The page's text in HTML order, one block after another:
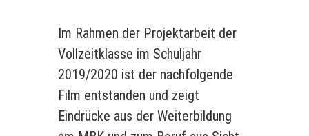
Im Rahmen der Projektarbeit der
Vollzeitklasse im Schuljahr
2019/2020 ist der nachfolgende
Film entstanden und zeigt
Eindrücke aus der Weiterbildung